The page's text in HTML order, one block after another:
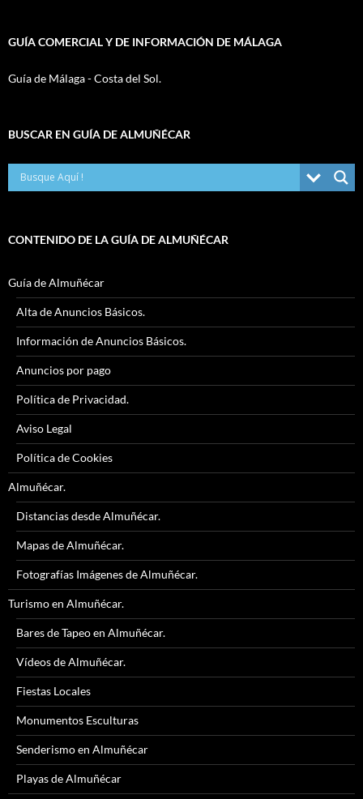
GUÍA COMERCIAL Y DE INFORMACIÓN DE MÁLAGA
Guía de Málaga - Costa del Sol.
BUSCAR EN GUÍA DE ALMUÑÉCAR
CONTENIDO DE LA GUÍA DE ALMUÑÉCAR
Guía de Almuñécar
Alta de Anuncios Básicos.
Información de Anuncios Básicos.
Anuncios por pago
Política de Privacidad.
Aviso Legal
Política de Cookies
Almuñécar.
Distancias desde Almuñécar.
Mapas de Almuñécar.
Fotografías Imágenes de Almuñécar.
Turismo en Almuñécar.
Bares de Tapeo en Almuñécar.
Vídeos de Almuñécar.
Fiestas Locales
Monumentos Esculturas
Senderismo en Almuñécar
Playas de Almuñécar